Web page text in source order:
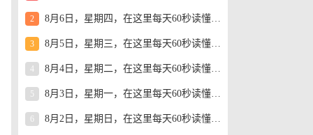
2 8月6日，星期四，在这里每天60秒读懂世界！
3 8月5日，星期三，在这里每天60秒读懂世界！
4 8月4日，星期二，在这里每天60秒读懂世界！
5 8月3日，星期一，在这里每天60秒读懂世界！
6 8月2日，星期日，在这里每天60秒读懂世界！